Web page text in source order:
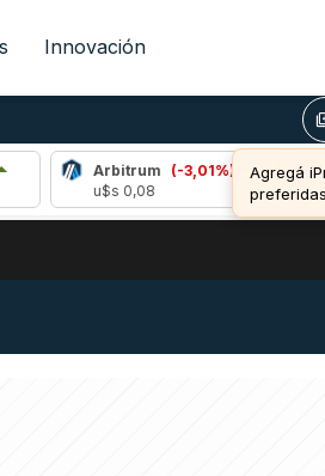
Innovación
Agregá
Arbitrum
(-3,01%)
Bitcoin
u$s
BITCOIN Y ESTA SEÑAL DEFINE